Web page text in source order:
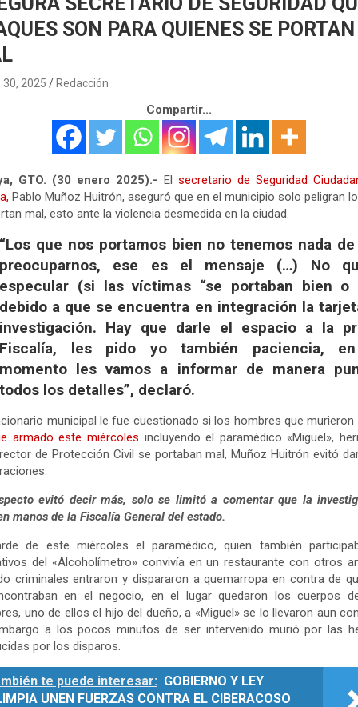
SON PARA QUIENES SE PORTAN
30, 2025 Redacción
Compartir...
GTO. (30 enero 2025).- El secretario de Seguridad
Pablo Muñoz Huitrón, aseguró que en el municipio solo peligran
mal, esto ante la violencia desmedida en la ciudad.
“Los que nos portamos bien no tenemos nada
preocuparnos, ese es el mensaje (…) No
especular (si las víctimas “se portaban bien o
debido a que se encuentra en integración la
investigación. Hay que darle el espacio a la
Fiscalía, les pido yo también paciencia,
momento les vamos a informar de manera
todos los detalles”, declaró.
municipal le fue cuestionado si los hombres que murieron
armado este miércoles incluyendo el paramédico «Miguel»,
de Protección Civil se portaban mal, Muñoz Huitrón evitó
evitó decir más, solo se limitó a comentar que la
manos de la Fiscalía General del estado.
de este miércoles el paramédico, quien también
del «Alcoholímetro» convivía en un restaurante con otros
criminales entraron y dispararon a quemarropa en contra de
en el negocio, en el lugar quedaron los cuerpos
uno de ellos el hijo del dueño, a «Miguel» se lo llevaron aun
a los pocos minutos de ser intervenido murió por las
por los disparos.
te puede interesar: GOBIERNO Y LEY
UNEN FUERZAS CONTRA EL CIBERACOSO